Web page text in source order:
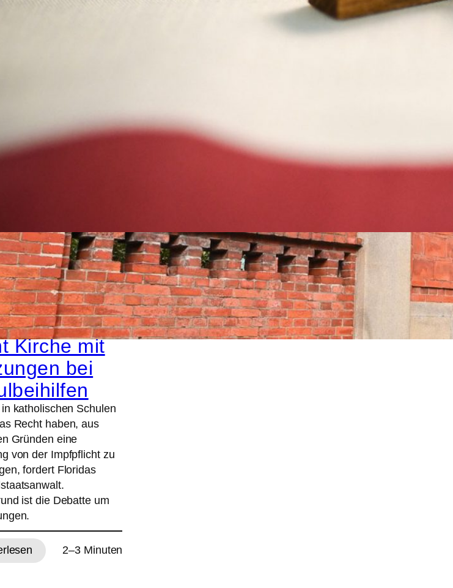
2026
in
–
Kirche mit
bei
katholischen Schulen
Recht haben, aus
Gründen eine
von der Impfpflicht zu
fordert Floridas
ist die Debatte um
:
2–3 Minuten
alle sind damit einverstanden.
Indonesien